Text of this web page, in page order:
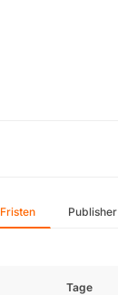
Fristen Publisher
Tage